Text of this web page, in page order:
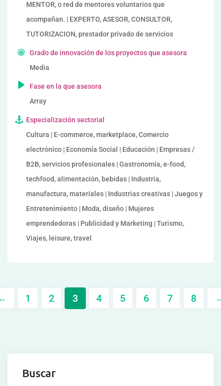
MENTOR, o red de mentores voluntarios que
acompañan. | EXPERTO, ASESOR, CONSULTOR,
TUTORIZACION, prestador privado de servicios
Grado de innovación de los proyectos que asesora
Media
Fase en la que asesora
Array
Especialización sectorial
Cultura | E-commerce, marketplace, Comercio
electrónico | Economía Social | Educación | Empresas /
B2B, servicios profesionales | Gastronomía, e-food,
techfood, alimentación, bebidas | Industria,
manufactura, materiales | Industrias creativas | Juegos y
Entretenimiento | Moda, diseño | Mujeres
emprendedoras | Publicidad y Marketing | Turismo,
Viajes, leisure, travel
1 2 3 4 5 6 7 8
Buscar